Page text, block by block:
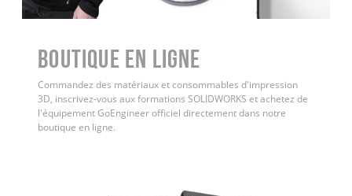
Boutique en ligne
Commandez des matériaux et consommables d'impression
3D, inscrivez-vous aux formations SOLIDWORKS et achetez de
l'équipement GoEngineer officiel directement dans notre
boutique en ligne.